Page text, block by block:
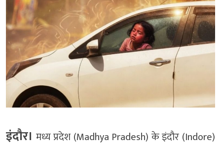
इंदौर। मध्य प्रदेश (Madhya Pradesh) के इंदौर (Indore)